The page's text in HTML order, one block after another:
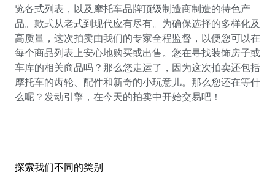
览各式列表，以及摩托车品牌顶级制造商制造的特色产
品。款式从老式到现代应有尽有。为确保选择的多样化及
高质量，这次拍卖由我们的专家全程监督，以便您可以在
每个商品列表上安心地购买或出售。您在寻找装饰房子或
车库的相关商品吗？那么您走运了，因为这次拍卖还包括
摩托车的齿轮、配件和新奇的小玩意儿。那么您还在等什
么呢？发动引擎，在今天的拍卖中开始交易吧！
探索我们不同的类别